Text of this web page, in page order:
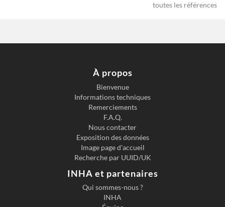
toutes les références
À propos
Bienvenue
Informations techniques
Remerciements
F.A.Q.
Nous contacter
Exposition des données
Image page d'accueil
Recherche par UUID/UK
INHA et partenaires
Qui sommes-nous ?
INHA